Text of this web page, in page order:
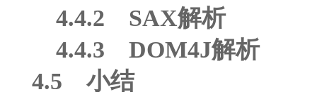
4.4.2 SAX解析
4.4.3 DOM4J解析
4.5 小结